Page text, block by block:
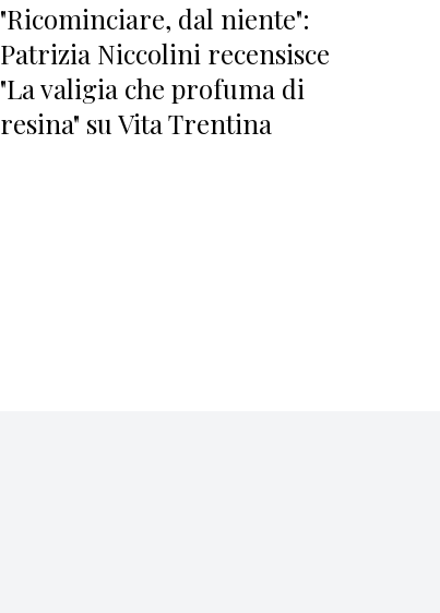
"Ricominciare, dal niente":
Patrizia Niccolini recensisce
"La valigia che profuma di
resina" su Vita Trentina